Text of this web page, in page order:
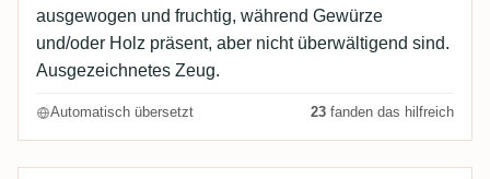
ausgewogen und fruchtig, während Gewürze
und/oder Holz präsent, aber nicht überwältigend sind.
Ausgezeichnetes Zeug.
Automatisch übersetzt 23 fanden das hilfreich